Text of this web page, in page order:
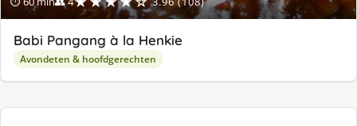
Babi Pangang à la Henkie
Avondeten & hoofdgerechten